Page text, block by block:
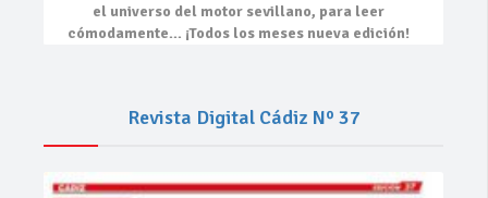
el universo del motor sevillano, para leer
cómodamente… ¡Todos los meses nueva edición!
Revista Digital Cádiz Nº 37